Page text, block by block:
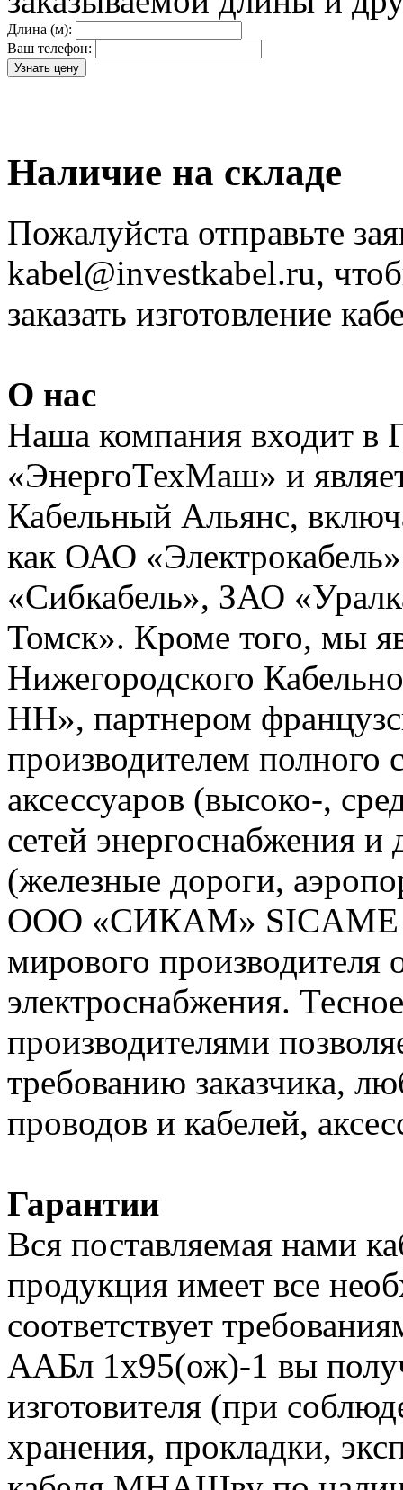
Длина (м):
Ваш телефон:
Наличие на складе
Пожалуйста отправьте
kabel@investkabel.ru,
заказать изготовление
О нас
Наша компания входит в
«ЭнергоТехМаш» и
Кабельный Альянс,
как ОАО
«Сибкабель», ЗАО
Томск». Кроме того, мы
Нижегородского
НН», партнером
производителем полного
аксессуаров (высоко-,
сетей энергоснабжения
(железные дороги,
ООО «СИКАМ» SICAME
мирового производителя
электроснабжения.
производителями
требованию заказчика,
проводов и кабелей,
Гарантии
Вся поставляемая нами
продукция имеет все
соответствует
ААБл 1х95(ож)-1 вы
изготовителя (при
хранения, прокладки,